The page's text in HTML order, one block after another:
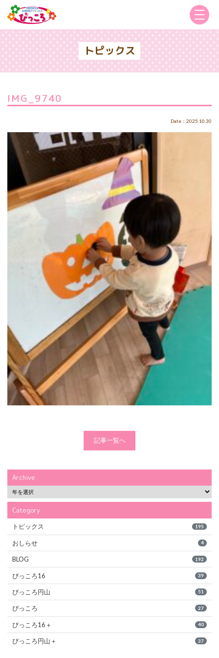
トピックス
IMG_9740
Date：2025.10.30
記事一覧へ
Archive
Category
トピックス 195
おしらせ 4
BLOG 192
ぴっころ16 39
ぴっころ円山 51
ぴっころ 27
ぴっころ16＋ 40
ぴっころ円山＋ 37